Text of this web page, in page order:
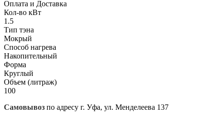
Оплата и Доставка
Кол-во кВт
1.5
Тип тэна
Мокрый
Способ нагрева
Накопительный
Форма
Круглый
Объем (литраж)
100
Самовывоз по адресу г. Уфа, ул. Менделеева 137